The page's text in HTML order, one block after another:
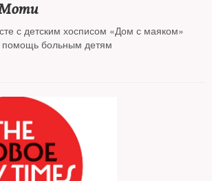
Моти
с детским хосписом «Дом с маяком»
помощь больным детям